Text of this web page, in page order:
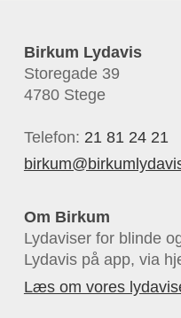
Birkum Lydavis
Storegade 39
4780 Stege
Telefon: 21 81 24 21
Om Birkum
Lydaviser for blinde
Lydavis på app, via
Læs om vores